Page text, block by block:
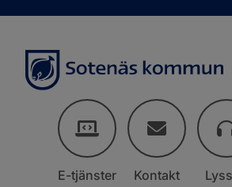
E-tjänster Kontakt